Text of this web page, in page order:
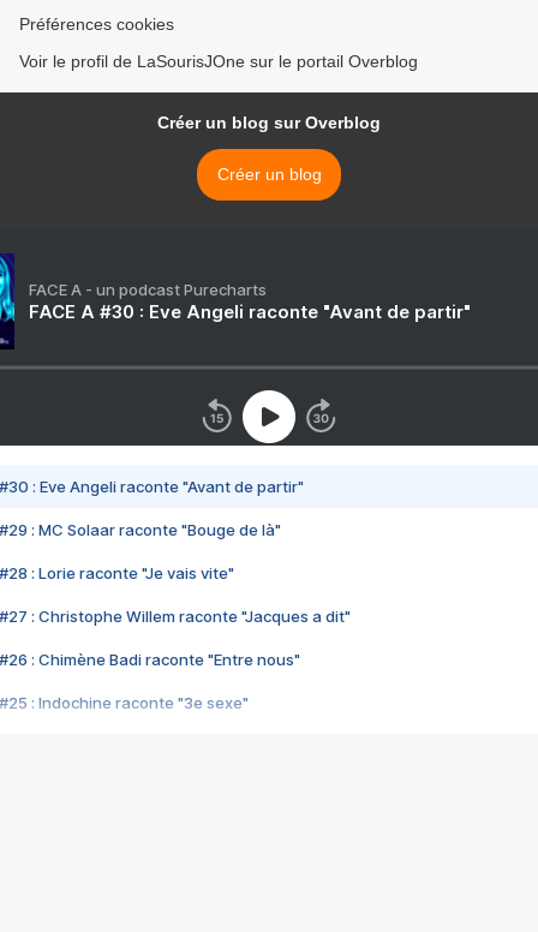
Préférences cookies
Voir le profil de LaSourisJOne sur le portail Overblog
Créer un blog sur Overblog
Créer un blog
FACE A - un podcast Purecharts
FACE A #30 : Eve Angeli raconte "Avant de partir"
#30 : Eve Angeli raconte "Avant de partir"
#29 : MC Solaar raconte "Bouge de là"
#28 : Lorie raconte "Je vais vite"
#27 : Christophe Willem raconte "Jacques a dit"
#26 : Chimène Badi raconte "Entre nous"
#25 : Indochine raconte "3e sexe"